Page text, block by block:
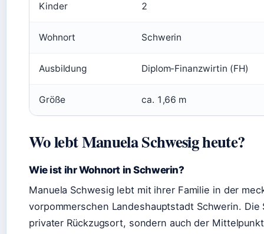
Kinder 2
Wohnort Schwerin
Ausbildung Diplom-Finanzwirtin (FH)
Größe ca. 1,66 m
Wo lebt Manuela Schwesig heute?
Wie ist ihr Wohnort in Schwerin?
Manuela Schwesig lebt mit ihrer Familie in der
vorpommerschen Landeshauptstadt Schwerin.
privater Rückzugsort, sondern auch der